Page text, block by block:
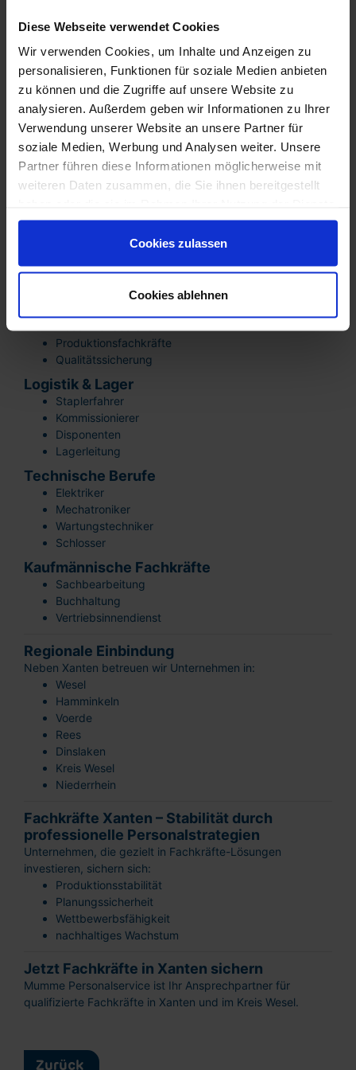
Diese Webseite verwendet Cookies
Wir verwenden Cookies, um Inhalte und Anzeigen zu
personalisieren, Funktionen für soziale Medien anbieten
zu können und die Zugriffe auf unsere Website zu
analysieren. Außerdem geben wir Informationen zu Ihrer
Verwendung unserer Website an unsere Partner für
soziale Medien, Werbung und Analysen weiter. Unsere
Partner führen diese Informationen möglicherweise mit
weiteren Daten zusammen, die Sie ihnen bereitgestellt
gesammelt haben. Sie sind damit einverstanden und
können Ihre Einwilligung jederzeit mit Wirkung für die
Zukunft widerrufen oder ändern.
Cookies zulassen
Cookies ablehnen
planbare Kosten
flexible Skalierung
Personalvermittlung
Für langfristige Besetzungen:
gezielte Kandidatenauswahl
strukturierte Qualifikationsprüfung
nachhaltige Integration
Strategische Personalplanung
Für Unternehmen mit dauerhaftem Bedarf:
Aufbau stabiler Fachkräfte-Pipelines
Branchenfokus in Xanten
Industrie & Produktion
Produktionsfachkräfte
Qualitätssicherung
Logistik & Lager
Staplerfahrer
Kommissionierer
Disponenten
Lagerleitung
Technische Berufe
Elektriker
Mechatroniker
Wartungstechniker
Schlosser
Kaufmännische Fachkräfte
Sachbearbeitung
Buchhaltung
Vertriebsinnendienst
Regionale Einbindung
Neben Xanten betreuen wir Unternehmen in:
Wesel
Hamminkeln
Voerde
Rees
Dinslaken
Kreis Wesel
Niederrhein
Fachkräfte Xanten – Stabilität durch
professionelle Personalstrategien
Unternehmen, die gezielt in Fachkräfte-Lösungen
investieren, sichern sich:
Produktionsstabilität
Planungssicherheit
Wettbewerbsfähigkeit
nachhaltiges Wachstum
Jetzt Fachkräfte in Xanten sichern
Mumme Personalservice ist Ihr Ansprechpartner für
qualifizierte Fachkräfte in Xanten und im Kreis Wesel.
Zurück
ausfüllen und
hochladen
oder reinziehen
Vorname